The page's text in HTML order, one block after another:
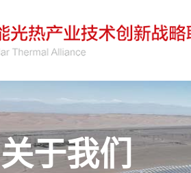
关于我们